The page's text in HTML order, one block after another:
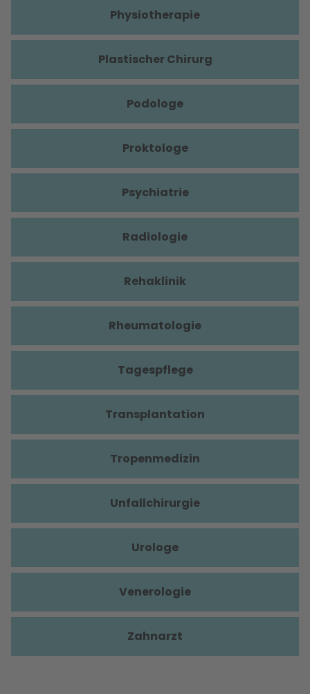
Physiotherapie
Plastischer Chirurg
Podologe
Proktologe
Psychiatrie
Radiologie
Rehaklinik
Rheumatologie
Tagespflege
Transplantation
Tropenmedizin
Unfallchirurgie
Urologe
Venerologie
Zahnarzt